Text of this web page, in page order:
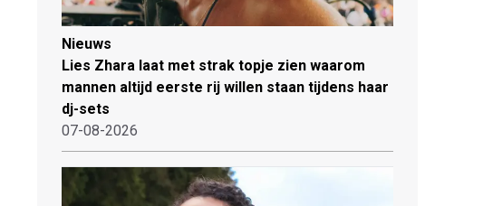
Nieuws
Lies Zhara laat met strak topje zien waarom
mannen altijd eerste rij willen staan tijdens haar
dj-sets
07-08-2026